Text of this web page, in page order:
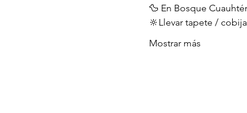
🦆 En Bosque
🔆Llevar tapete /
Mostrar más